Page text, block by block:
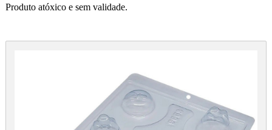
Produto atóxico e sem validade.